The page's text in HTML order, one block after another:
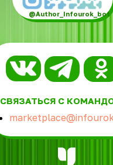
СВЯЗАТЬСЯ С
@Author_Infourok_bot